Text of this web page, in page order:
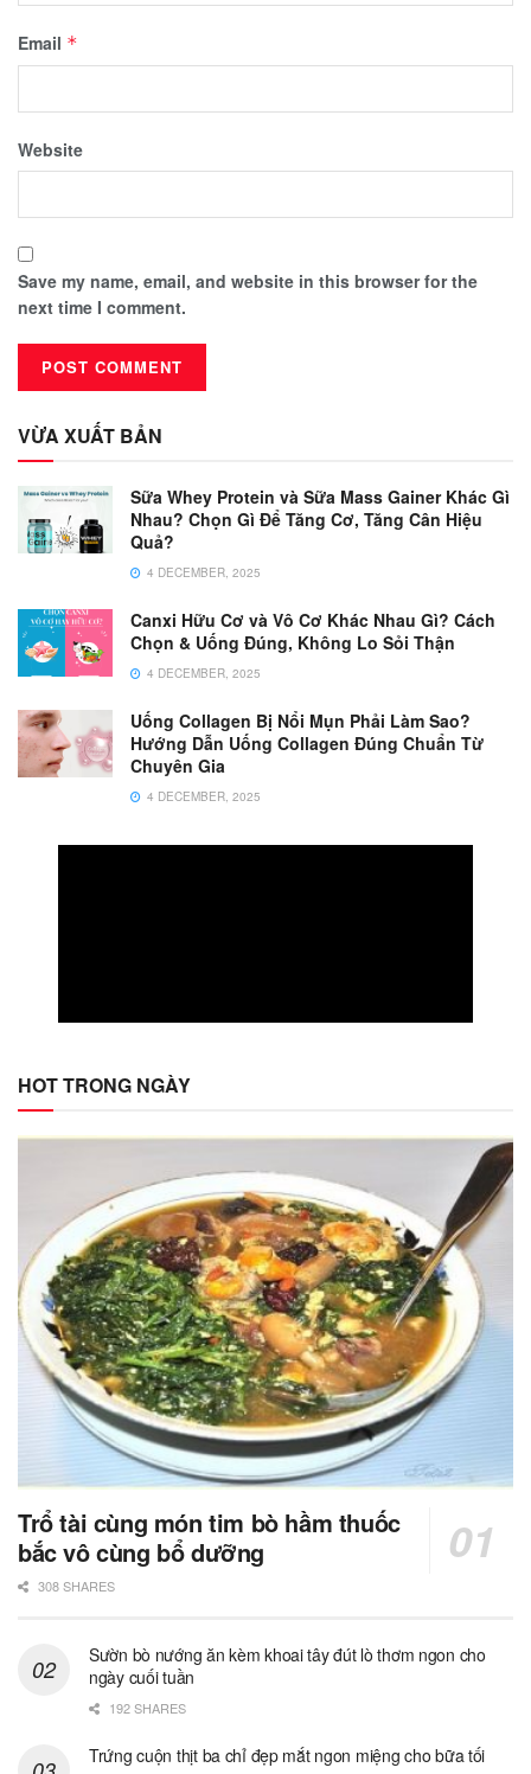
Email *
Website
Save my name, email, and website in this browser for the
next time I comment.
VỪA XUẤT BẢN
Sữa Whey Protein và Sữa Mass Gainer Khác Gì
Nhau? Chọn Gì Để Tăng Cơ, Tăng Cân Hiệu
Quả?
4 DECEMBER, 2025
Canxi Hữu Cơ và Vô Cơ Khác Nhau Gì? Cách
Chọn & Uống Đúng, Không Lo Sỏi Thận
4 DECEMBER, 2025
Uống Collagen Bị Nổi Mụn Phải Làm Sao?
Hướng Dẫn Uống Collagen Đúng Chuẩn Từ
Chuyên Gia
4 DECEMBER, 2025
HOT TRONG NGÀY
Trổ tài cùng món tim bò hầm thuốc
bắc vô cùng bổ dưỡng
308 SHARES
Sườn bò nướng ăn kèm khoai tây đút lò thơm ngon cho
ngày cuối tuần
192 SHARES
Trứng cuộn thịt ba chỉ đẹp mắt ngon miệng cho bữa tối